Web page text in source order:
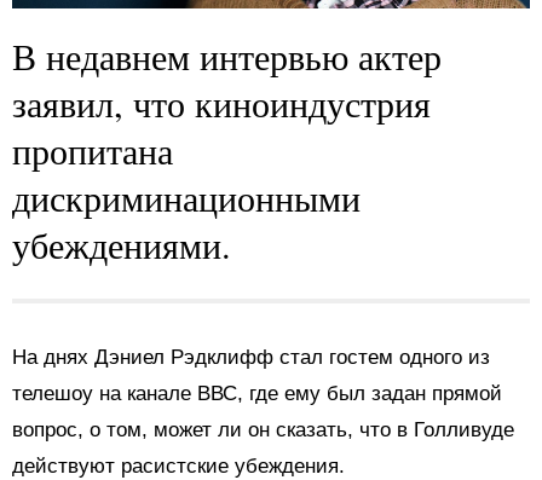
В недавнем интервью актер
заявил, что киноиндустрия
пропитана
дискриминационными
убеждениями.
На днях Дэниел Рэдклифф стал гостем одного из
телешоу на канале ВВС, где ему был задан прямой
вопрос, о том, может ли он сказать, что в Голливуде
действуют расистские убеждения.